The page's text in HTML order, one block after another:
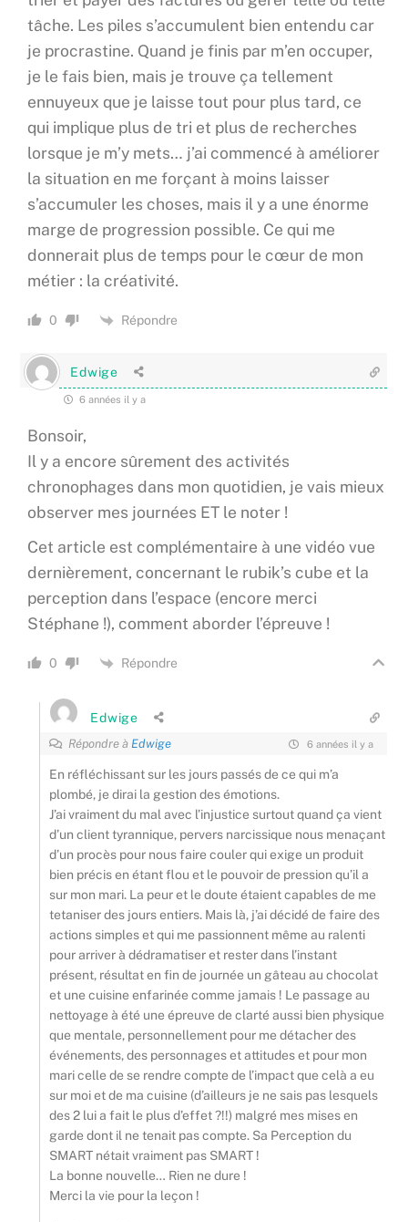
tâche. Les piles s’accumulent bien entendu car
je procrastine. Quand je finis par m’en occuper,
je le fais bien, mais je trouve ça tellement
ennuyeux que je laisse tout pour plus tard, ce
qui implique plus de tri et plus de recherches
lorsque je m’y mets… j’ai commencé à améliorer
la situation en me forçant à moins laisser
s’accumuler les choses, mais il y a une énorme
marge de progression possible. Ce qui me
donnerait plus de temps pour le cœur de mon
métier : la créativité.
0 Répondre
Edwige
6 années il y a
Bonsoir,
Il y a encore sûrement des activités
chronophages dans mon quotidien, je vais mieux
observer mes journées ET le noter !
Cet article est complémentaire à une vidéo vue
dernièrement, concernant le rubik’s cube et la
perception dans l’espace (encore merci
Stéphane !), comment aborder l’épreuve !
0 Répondre
Edwige
Répondre àEdwige 6 années il y a
En réfléchissant sur les jours passés de ce qui m’a
plombé, je dirai la gestion des émotions.
J’ai vraiment du mal avec l’injustice surtout quand ça vient
d’un client tyrannique, pervers narcissique nous menaçant
d’un procès pour nous faire couler qui exige un produit
bien précis en étant flou et le pouvoir de pression qu’il a
sur mon mari. La peur et le doute étaient capables de me
tetaniser des jours entiers. Mais là, j’ai décidé de faire des
actions simples et qui me passionnent même au ralenti
pour arriver à dédramatiser et rester dans l’instant
présent, résultat en fin de journée un gâteau au chocolat
et une cuisine enfarinée comme jamais ! Le passage au
nettoyage à été une épreuve de clarté aussi bien physique
que mentale, personnellement pour me détacher des
événements, des personnages et attitudes et pour mon
mari celle de se rendre compte de l’impact que celà a eu
sur moi et de ma cuisine (d’ailleurs je ne sais pas lesquels
des 2 lui a fait le plus d’effet ?!!) malgré mes mises en
garde dont il ne tenait pas compte. Sa Perception du
SMART nétait vraiment pas SMART !
La bonne nouvelle… Rien ne dure !
Merci la vie pour la leçon !